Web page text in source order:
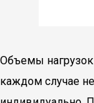
Объемы
каждом случае